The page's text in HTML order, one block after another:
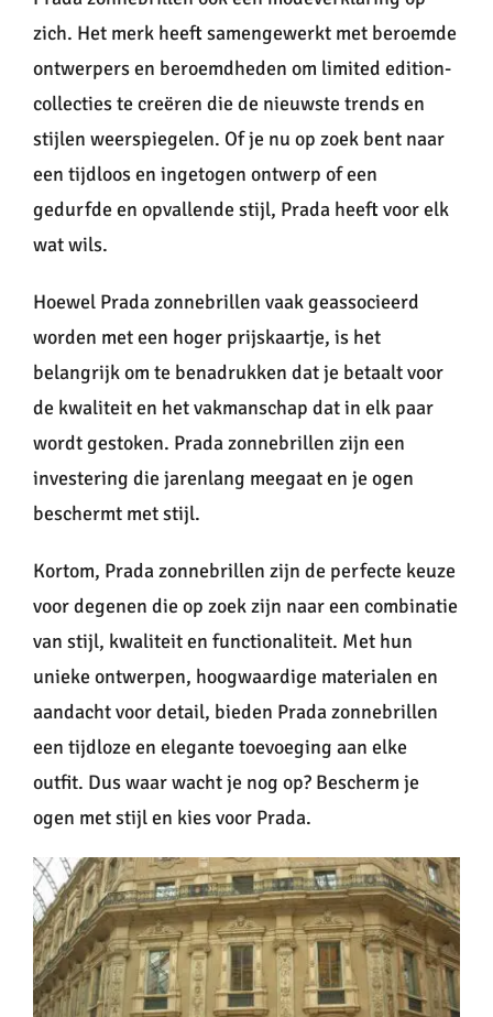
zich. Het merk heeft samengewerkt met beroemde
ontwerpers en beroemdheden om limited edition-
collecties te creëren die de nieuwste trends en
stijlen weerspiegelen. Of je nu op zoek bent naar
een tijdloos en ingetogen ontwerp of een
gedurfde en opvallende stijl, Prada heeft voor elk
wat wils.
Hoewel Prada zonnebrillen vaak geassocieerd
worden met een hoger prijskaartje, is het
belangrijk om te benadrukken dat je betaalt voor
de kwaliteit en het vakmanschap dat in elk paar
wordt gestoken. Prada zonnebrillen zijn een
investering die jarenlang meegaat en je ogen
beschermt met stijl.
Kortom, Prada zonnebrillen zijn de perfecte keuze
voor degenen die op zoek zijn naar een combinatie
van stijl, kwaliteit en functionaliteit. Met hun
unieke ontwerpen, hoogwaardige materialen en
aandacht voor detail, bieden Prada zonnebrillen
een tijdloze en elegante toevoeging aan elke
outfit. Dus waar wacht je nog op? Bescherm je
ogen met stijl en kies voor Prada.